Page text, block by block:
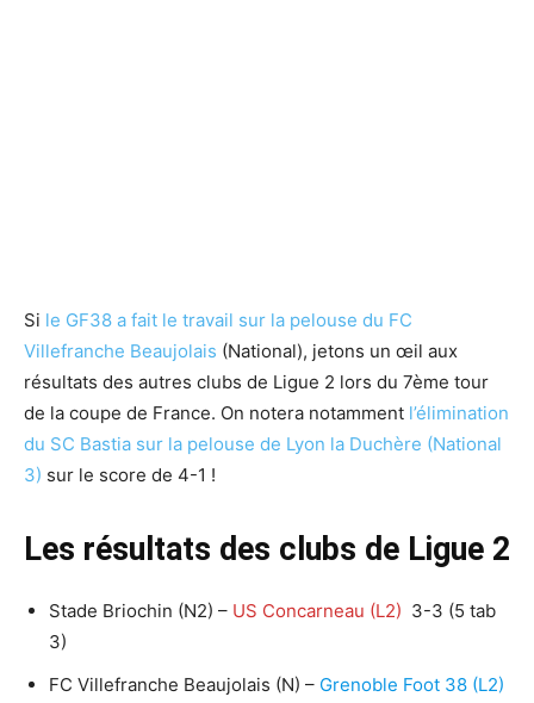
Si le GF38 a fait le travail sur la pelouse du FC
Villefranche Beaujolais (National), jetons un œil aux
résultats des autres clubs de Ligue 2 lors du 7ème tour
de la coupe de France. On notera notamment l’élimination
du SC Bastia sur la pelouse de Lyon la Duchère (National
3) sur le score de 4-1 !
Les résultats des clubs de Ligue 2
Stade Briochin (N2) – US Concarneau (L2) 3-3 (5 tab
3)
FC Villefranche Beaujolais (N) – Grenoble Foot 38 (L2)